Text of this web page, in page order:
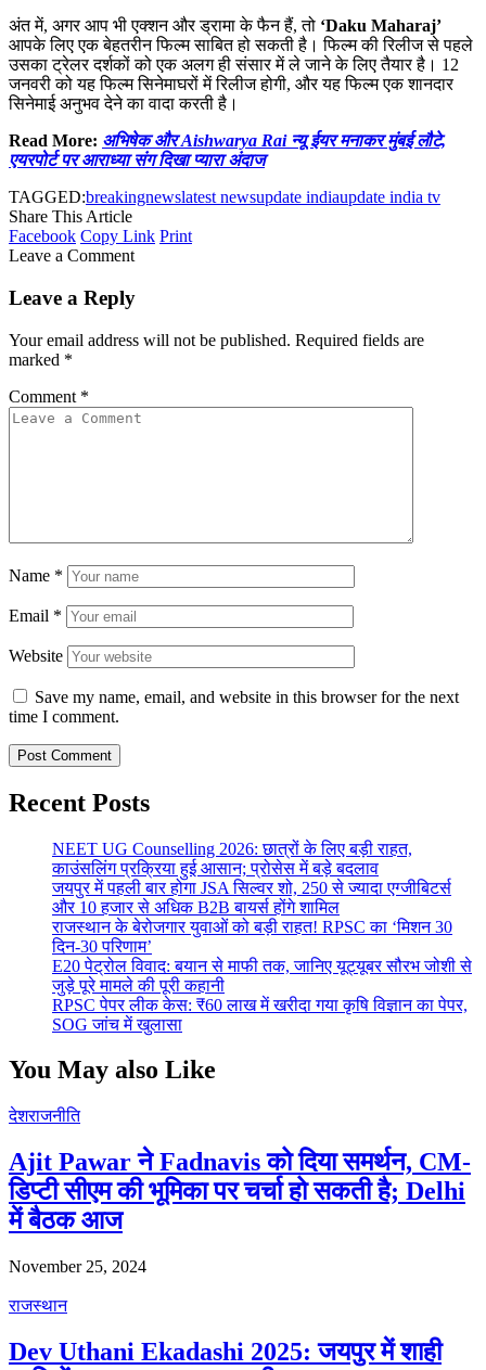
अंत में, अगर आप भी एक्शन और ड्रामा के फैन हैं, तो ‘Daku Maharaj’
आपके लिए एक बेहतरीन फिल्म साबित हो सकती है। फिल्म की रिलीज से पहले
उसका ट्रेलर दर्शकों को एक अलग ही संसार में ले जाने के लिए तैयार है। 12
जनवरी को यह फिल्म सिनेमाघरों में रिलीज होगी, और यह फिल्म एक शानदार
सिनेमाई अनुभव देने का वादा करती है।
Read More: अभिषेक और Aishwarya Rai न्यू ईयर मनाकर मुंबई लौटे,
एयरपोर्ट पर आराध्या संग दिखा प्यारा अंदाज
TAGGED:breakingnewslatest newsupdate indiaupdate india tv
Share This Article
Facebook Copy Link Print
Leave a Comment
Leave a Reply
Your email address will not be published. Required fields are
marked *
Comment *
Name *
Email *
Website
Save my name, email, and website in this browser for the next
time I comment.
Recent Posts
NEET UG Counselling 2026: छात्रों के लिए बड़ी राहत,
काउंसलिंग प्रक्रिया हुई आसान; प्रोसेस में बड़े बदलाव
जयपुर में पहली बार होगा JSA सिल्वर शो, 250 से ज्यादा एग्जीबिटर्स
और 10 हजार से अधिक B2B बायर्स होंगे शामिल
राजस्थान के बेरोजगार युवाओं को बड़ी राहत! RPSC का ‘मिशन 30
दिन-30 परिणाम’
E20 पेट्रोल विवाद: बयान से माफी तक, जानिए यूट्यूबर सौरभ जोशी से
जुड़े पूरे मामले की पूरी कहानी
RPSC पेपर लीक केस: ₹60 लाख में खरीदा गया कृषि विज्ञान का पेपर,
SOG जांच में खुलासा
You May also Like
देशराजनीति
Ajit Pawar ने Fadnavis को दिया समर्थन, CM-
डिप्टी सीएम की भूमिका पर चर्चा हो सकती है; Delhi
में बैठक आज
November 25, 2024
राजस्थान
Dev Uthani Ekadashi 2025: जयपुर में शाही